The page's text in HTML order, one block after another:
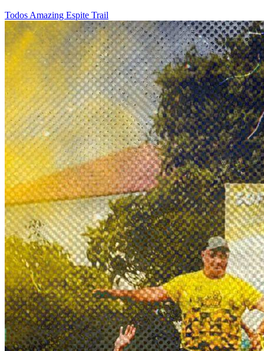
Todos Amazing Espite Trail